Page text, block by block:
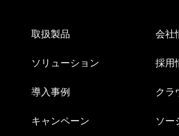
取扱製品
ソリューション
導入事例
キャンペーン
会社
採用
クラ
ソー